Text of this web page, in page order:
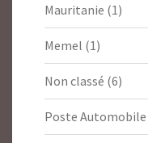
Mauritanie (1)
Memel (1)
Non classé (6)
Poste Automobile